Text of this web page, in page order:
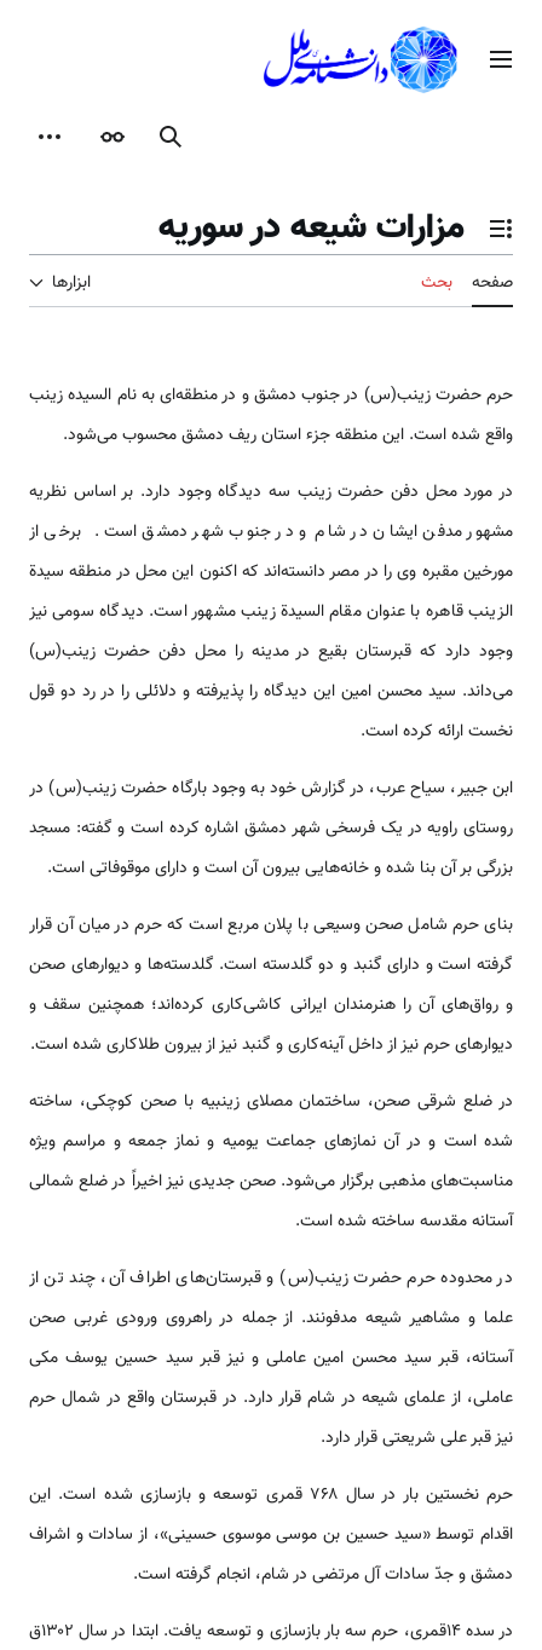
محتوامنوی اصلی
جستجوظاهر
تغییر وضعیت فهرست محتویات
مزارات شیعه در سوریه
صفحه بحث ابزارها
حرم حضرت زینب(س) در جنوب دمشق و در منطقه‌‎ای به نام السیده زینب
واقع شده ‌‌‌‌است. این منطقه جزء ‌‌‌‌استان ریف دمشق محسوب می‌شود.
در مورد محل دفن حضرت زینب سه دیدگاه وجود دارد. بر اساس نظریه
مشهور مدفن ایشان در شام و در جنوب شهر دمشق ‌‌‌‌است. برخی از
مورخین مقبره وی را در مصر دانسته‌‌‌‌‌‌اند که اکنون این محل در منطقه سیدة
الزینب قاهره با عنوان مقام السیدة زینب مشهور ‌‌‌‌است. دیدگاه سومی نیز
وجود دارد که قبرستان بقیع در مدینه را محل دفن حضرت زینب(س)
می‌د‌‌‌‌‌اند. سید محسن امین این دیدگاه را پذیرفته و دلائلی را در رد دو قول
نخست ارائه کرده ‌‌‌‌است.
ابن جبیر، سیاح عرب، در گزارش خود به وجود بارگاه حضرت زینب(س) در
روستای راویه در یک فرسخی شهر دمشق اشاره کرده ‌‌‌‌است و گفته: مسجد
بزرگی بر آن بنا شده و خانه‌‌‌هایی بیرون آن ‌‌‌‌است و دارای موقوفاتی ‌‌‌‌است.
بنای حرم شامل صحن وسیعی با پلان مربع ‌‌‌‌است که حرم در میان آن قرار
گرفته ‌‌‌‌است و دارای گنبد و دو گلدسته ‌‌‌‌است. گلدسته‌‌‌ها و دیوار‌‌های صحن
و رواق‌‌‌های آن را هنرمندان ایرانی کاشی‌کاری کرده­‌‌‌‌‌اند؛ همچنین سقف و
دیوار‌‌های حرم نیز از داخل آینه‌کاری و گنبد نیز از بیرون طلاکاری شده ‌‌‌‌است.
در ضلع شرقی صحن، ساختمان مصلای زینبیه با صحن کوچکی، ساخته
شده ‌‌‌‌است و در آن نماز‌‌های جماعت یومیه و نماز جمعه و مراسم ویژه
مناسبت‌‌‌های مذهبی برگزار می‌شود. صحن جدیدی نیز اخیراً در ضلع شمالی
آستانه مقدسه ساخته شده ‌‌‌‌است.
در محدوده حرم حضرت زینب(س) و قبرستان‌‌‌های اطراف آن، چند تن از
علما و مشاهیر شیعه مدفونند. از جمله در راهروی ورودی غربی صحن
آستانه، قبر سید محسن امین عاملی و نیز قبر سید حسین یوسف مکی
عاملی، از علمای شیعه در شام قرار دارد. در قبرستان واقع در شمال حرم
نیز قبر علی شریعتی قرار دارد.
حرم نخستین بار در سال ۷۶۸ قمری توسعه و بازسازی شده ‌‌‌‌است. این
اقدام توسط «سید حسین بن موسی موسوی حسینی»، از سادات و اشراف
دمشق و جدّ سادات آل مرتضی در شام، انجام گرفته ‌‌‌‌است.
در سده ۱۴قمری، حرم سه بار بازسازی و توسعه یافت. ابتدا در سال ۱۳۰۲ق